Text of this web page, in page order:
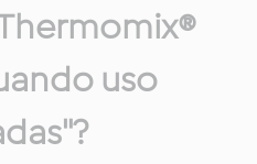
uso